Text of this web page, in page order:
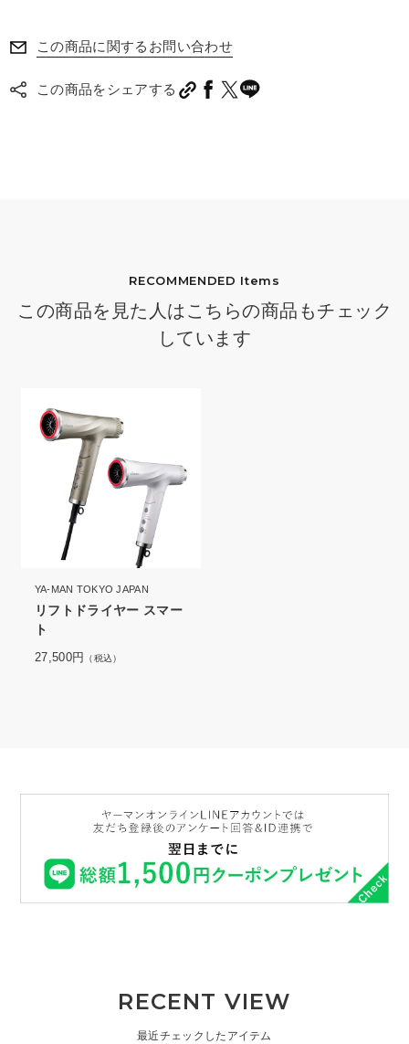
この商品に関するお問い合わせ
この商品をシェアする
RECOMMENDED Items
この商品を見た人はこちらの商品もチェック
しています
YA-MAN TOKYO JAPAN
リフトドライヤー スマー
ト
27,500円 （税込）
RECENT VIEW
最近チェックしたアイテム